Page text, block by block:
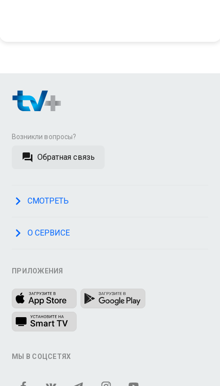
Возникли вопросы?
Обратная связь
СМОТРЕТЬ
О СЕРВИСЕ
ПРИЛОЖЕНИЯ
МЫ В СОЦСЕТЯХ